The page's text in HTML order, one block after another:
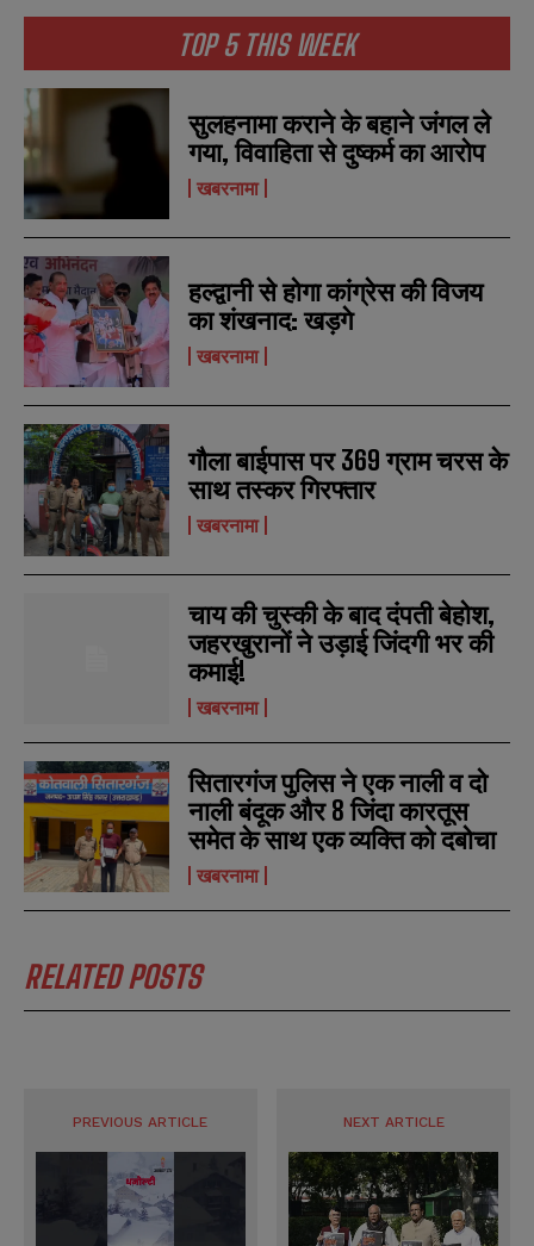
a
m
E
*
m
SUBMIT
a
m
E
*
m
SUBMIT
TOP 5 THIS WEEK
सुलहनामा कराने के बहाने जंगल ले
गया, विवाहिता से दुष्कर्म का आरोप
खबरनामा
हल्द्वानी से होगा कांग्रेस की विजय
का शंखनाद: खड़गे
खबरनामा
गौला बाईपास पर 369 ग्राम चरस के
साथ तस्कर गिरफ्तार
खबरनामा
चाय की चुस्की के बाद दंपती बेहोश,
जहरखुरानों ने उड़ाई जिंदगी भर की
कमाई!
खबरनामा
सितारगंज पुलिस ने एक नाली व दो
नाली बंदूक और 8 जिंदा कारतूस
समेत के साथ एक व्यक्ति को दबोचा
खबरनामा
RELATED POSTS
PREVIOUS ARTICLE NEXT ARTICLE